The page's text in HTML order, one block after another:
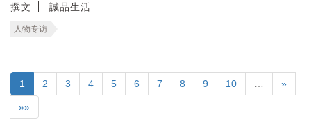
撰文 誠品生活
人物专访
1 2 3 4 5 6 7 8 9 10 »
»»